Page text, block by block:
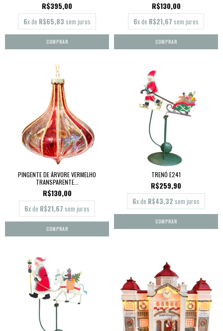
R$395,00
6x de R$65,83 sem juros
R$130,00
6x de R$21,67 sem juros
PINGENTE DE ÁRVORE VERMELHO
TRANSPARENTE...
R$130,00
6x de R$21,67 sem juros
TRENÓ E241
R$259,90
6x de R$43,32 sem juros